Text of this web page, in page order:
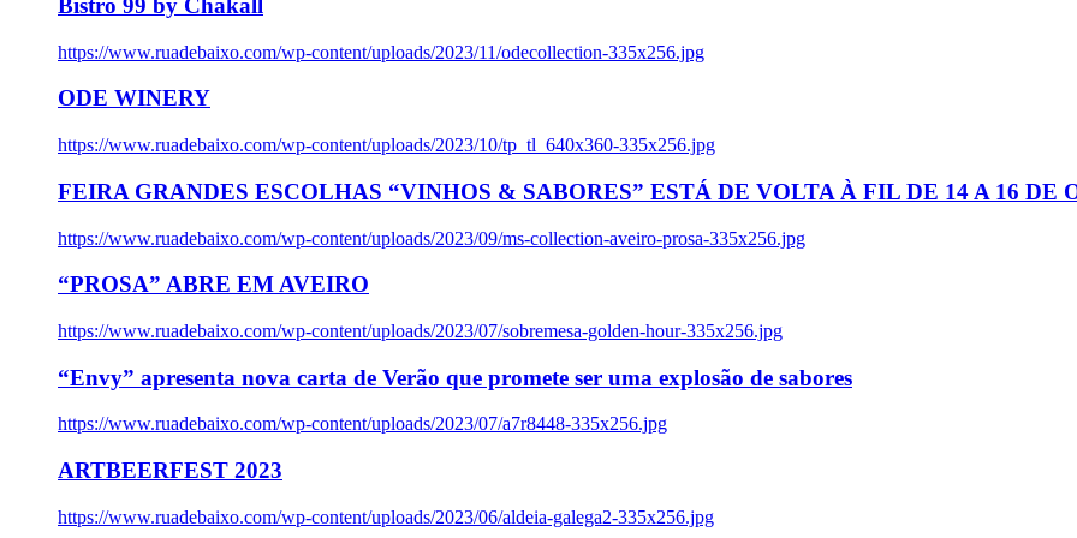
Bistro 99 by Chakall
https://www.ruadebaixo.com/wp-content/uploads/2023/11/odecollection-335x256.jpg
ODE WINERY
https://www.ruadebaixo.com/wp-content/uploads/2023/10/tp_tl_640x360-335x256.jpg
FEIRA GRANDES ESCOLHAS “VINHOS & SABORES” ESTÁ DE VOLTA À FIL DE 14 A 16 DE
https://www.ruadebaixo.com/wp-content/uploads/2023/09/ms-collection-aveiro-prosa-335x256.jpg
“PROSA” ABRE EM AVEIRO
https://www.ruadebaixo.com/wp-content/uploads/2023/07/sobremesa-golden-hour-335x256.jpg
“Envy” apresenta nova carta de Verão que promete ser uma explosão de sabores
https://www.ruadebaixo.com/wp-content/uploads/2023/07/a7r8448-335x256.jpg
ARTBEERFEST 2023
https://www.ruadebaixo.com/wp-content/uploads/2023/06/aldeia-galega2-335x256.jpg